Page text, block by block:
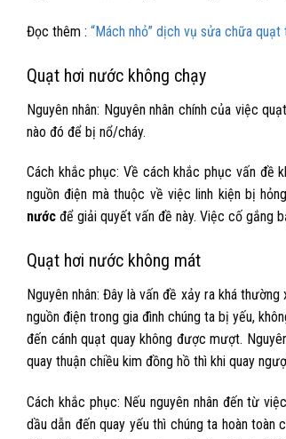
Đọc thêm : “Mách nhỏ” dịch vụ sửa chữa
Quạt hơi nước không chạy
Nguyên nhân: Nguyên nhân chính của việc
nào đó để bị nổ/cháy.
Cách khắc phục: Về cách khắc phục vấn đề
nguồn điện mà thuộc về việc linh kiện bị
nước để giải quyết vấn đề này. Việc cố gắng
Quạt hơi nước không mát
Nguyên nhân: Đây là vấn đề xảy ra khá
nguồn điện trong gia đình chúng ta bị yếu,
đến cánh quạt quay không được mượt.
quay thuận chiều kim đồng hồ thì khi quay
Cách khắc phục: Nếu nguyên nhân đến từ
dầu dẫn đến quay yếu thì chúng ta hoàn